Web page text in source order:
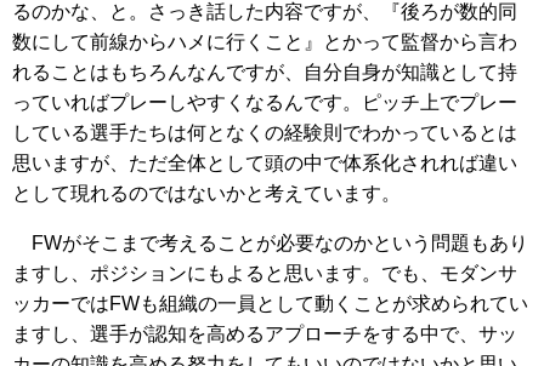
るのかな、と。さっき話した内容ですが、『後ろが数的同
数にして前線からハメに行くこと』とかって監督から言わ
れることはもちろんなんですが、自分自身が知識として持
っていればプレーしやすくなるんです。ピッチ上でプレー
している選手たちは何となくの経験則でわかっているとは
思いますが、ただ全体として頭の中で体系化されれば違い
として現れるのではないかと考えています。
FWがそこまで考えることが必要なのかという問題もあり
ますし、ポジションにもよると思います。でも、モダンサ
ッカーではFWも組織の一員として動くことが求められてい
ますし、選手が認知を高めるアプローチをする中で、サッ